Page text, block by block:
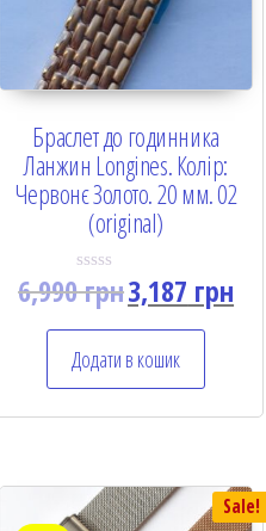
Браслет до годинника
Ланжин Longines. Колір:
Червонє Золото. 20 мм. 02
(original)
R
a
d
0
o
u
5
6,990грн3,187 грн
Додати в кошик
Sale!